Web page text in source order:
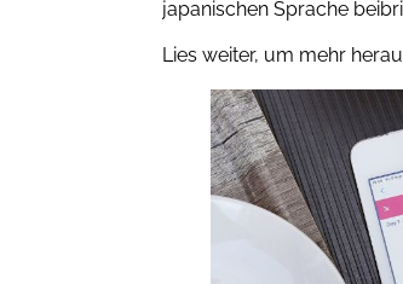
japanischen Sprache
Lies weiter, um mehr